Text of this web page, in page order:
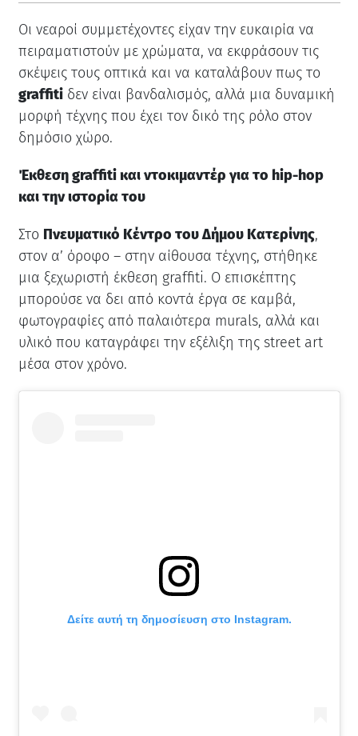
Οι νεαροί συμμετέχοντες είχαν την ευκαιρία να
πειραματιστούν με χρώματα, να εκφράσουν τις
σκέψεις τους οπτικά και να καταλάβουν πως το
graffitiδεν είναι βανδαλισμός, αλλά μια δυναμική
μορφή τέχνης που έχει τον δικό της ρόλο στον
δημόσιο χώρο.
Έκθεση graffiti και ντοκιμαντέρ για το hip-hop
και την ιστορία του
Στο Πνευματικό Κέντρο του Δήμου Κατερίνης,
στον α’ όροφο – στην αίθουσα τέχνης, στήθηκε
μια ξεχωριστή έκθεση graffiti. Ο επισκέπτης
μπορούσε να δει από κοντά έργα σε καμβά,
φωτογραφίες από παλαιότερα murals, αλλά και
υλικό που καταγράφει την εξέλιξη της street art
μέσα στον χρόνο.
Δείτε αυτή τη δημοσίευση στο Instagram.